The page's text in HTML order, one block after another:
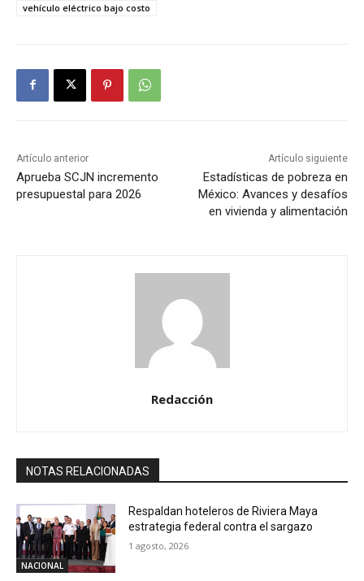
vehículo eléctrico bajo costo
Artículo anterior
Aprueba SCJN incremento
presupuestal para 2026
Artículo siguiente
Estadísticas de pobreza en
México: Avances y desafíos
en vivienda y alimentación
Redacción
NOTAS RELACIONADAS
NACIONAL
Respaldan hoteleros de Riviera Maya
estrategia federal contra el sargazo
1 agosto, 2026